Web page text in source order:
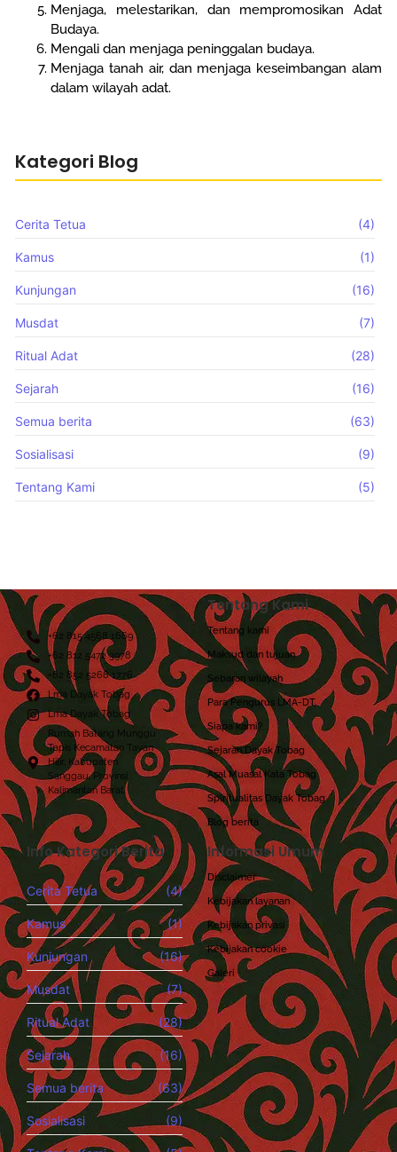
Menjaga, melestarikan, dan mempromosikan Adat
Budaya.
Mengali dan menjaga peninggalan budaya.
Menjaga tanah air, dan menjaga keseimbangan alam
dalam wilayah adat.
Kategori Blog
Cerita Tetua (4)
Kamus (1)
Kunjungan (16)
Musdat (7)
Ritual Adat (28)
Sejarah (16)
Semua berita (63)
Sosialisasi (9)
Tentang Kami (5)
+62 815 4568 1669
+62 812 5472 3978
+62 852 5268 1776
Lma Dayak Tobag
Lma Dayak Tobag
Rumah Batang Munggu
Tapis Kecamatan Tayan
Hilir, Kabupaten
Sanggau, Provinsi
Kalimantan Barat.
Tentang Kami
Tentang kami
Maksud dan tujuan
Sebaran wilayah
Para Pengurus LMA-DT
Siapa kami?
Sejarah Dayak Tobag
Asal Muasal Kata Tobag
Spiritualitas Dayak Tobag
Blog berita
Info Kategori Berita
Cerita Tetua (4)
Kamus (1)
Kunjungan (16)
Musdat (7)
Ritual Adat (28)
Sejarah (16)
Semua berita (63)
Sosialisasi (9)
Informasi Umum
Disclaimer
Kebijakan layanan
Kebijakan privasi
Kebijakan cookie
Galeri